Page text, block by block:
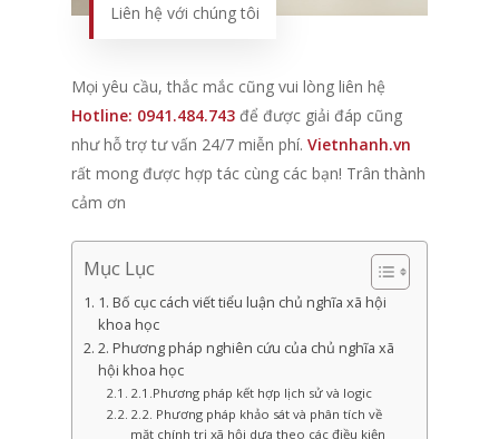
Liên hệ với chúng tôi
Mọi yêu cầu, thắc mắc cũng vui lòng liên hệ
Hotline: 0941.484.743 để được giải đáp cũng
như hỗ trợ tư vấn 24/7 miễn phí. Vietnhanh.vn
rất mong được hợp tác cùng các bạn! Trân thành
cảm ơn
Mục Lục
1. Bố cục cách viết tiểu luận chủ nghĩa xã hội
khoa học
2. Phương pháp nghiên cứu của chủ nghĩa xã
hội khoa học
2.1.Phương pháp kết hợp lịch sử và logic
2.2. Phương pháp khảo sát và phân tích về
mặt chính trị xã hội dựa theo các điều kiện